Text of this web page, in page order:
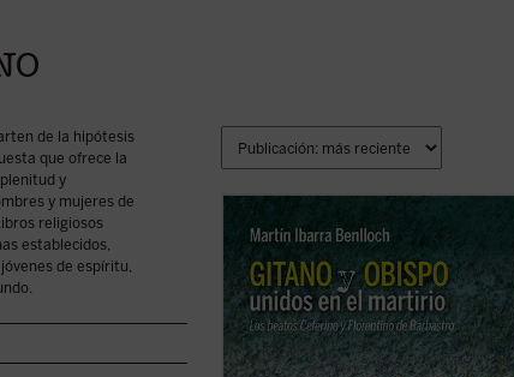
de la hipótesis
que ofrece la
y
y mujeres de
religiosos
establecidos,
de espíritu,
El martirio de un tratante gitano y un
Barbastro pone de relieve cómo la
persecución no distinguió personas. La
perseguida era la fe. La vida, pasión y
muerte de estos mártires narrada en
este libro son un ...(ver ficha)